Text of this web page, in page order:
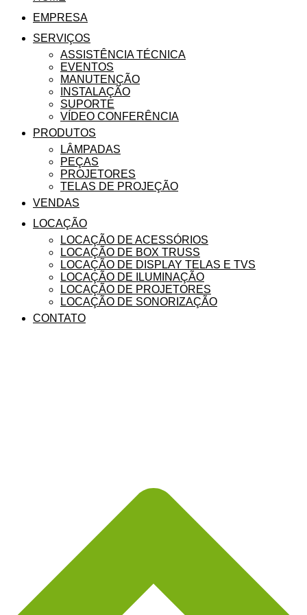
EMPRESA
SERVIÇOS
ASSISTÊNCIA TÉCNICA
EVENTOS
MANUTENÇÃO
INSTALAÇÃO
SUPORTE
VÍDEO CONFERÊNCIA
PRODUTOS
LÂMPADAS
PEÇAS
PROJETORES
TELAS DE PROJEÇÃO
VENDAS
LOCAÇÃO
LOCAÇÃO DE ACESSÓRIOS
LOCAÇÃO DE BOX TRUSS
LOCAÇÃO DE DISPLAY TELAS E TVS
LOCAÇÃO DE ILUMINAÇÃO
LOCAÇÃO DE PROJETORES
LOCAÇÃO DE SONORIZAÇÃO
CONTATO